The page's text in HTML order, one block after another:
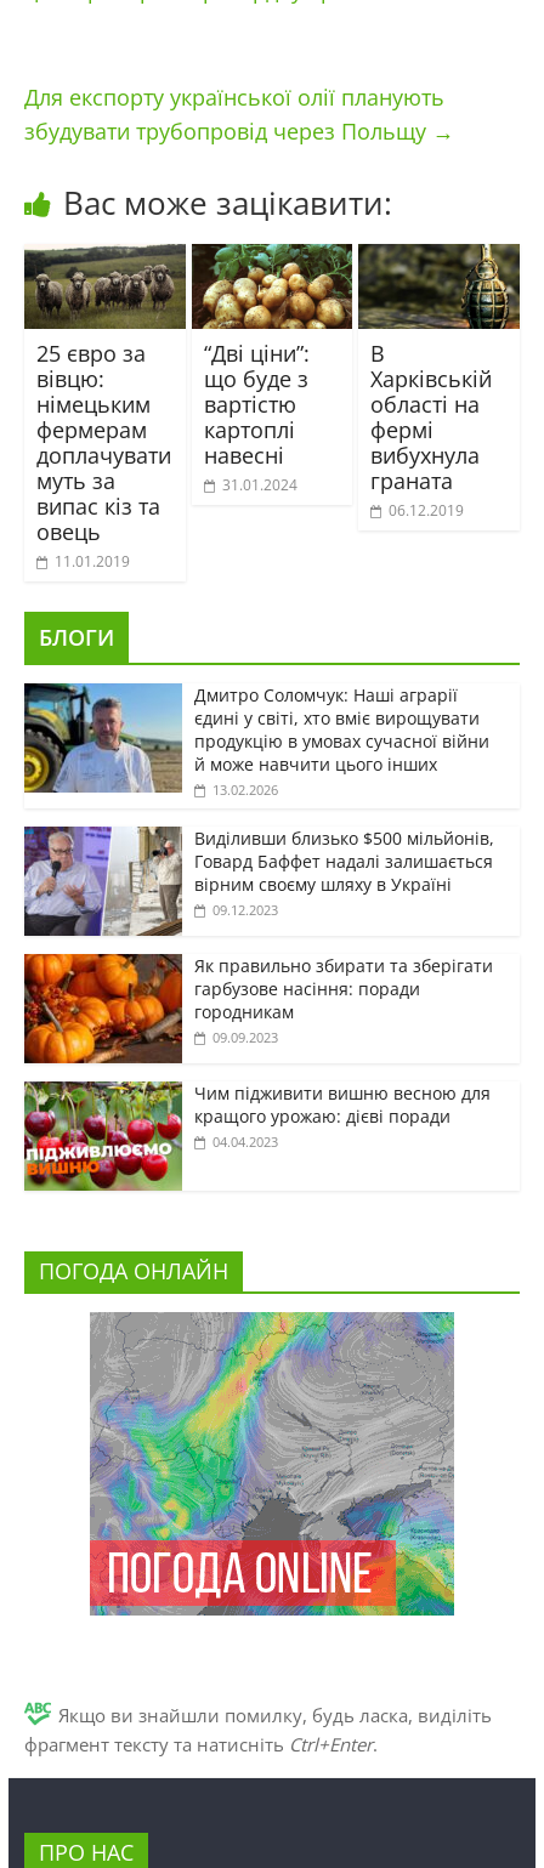
Для експорту української олії планують
збудувати трубопровід через Польщу →
Вас може зацікавити:
25 євро за
вівцю:
німецьким
фермерам
доплачувати
муть за
випас кіз та
овець
11.01.2019
“Дві ціни”:
що буде з
вартістю
картоплі
навесні
31.01.2024
В
Харківській
області на
фермі
вибухнула
граната
06.12.2019
БЛОГИ
Дмитро Соломчук: Наші аграрії
єдині у світі, хто вміє вирощувати
продукцію в умовах сучасної війни
й може навчити цього інших
13.02.2026
Виділивши близько $500 мільйонів,
Говард Баффет надалі залишається
вірним своєму шляху в Україні
09.12.2023
Як правильно збирати та зберігати
гарбузове насіння: поради
городникам
09.09.2023
Чим підживити вишню весною для
кращого урожаю: дієві поради
04.04.2023
ПОГОДА ОНЛАЙН
Якщо ви знайшли помилку, будь ласка, виділіть
фрагмент тексту та натисніть Ctrl+Enter.
ПРО НАС